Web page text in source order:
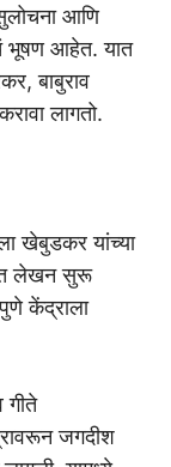
सुलोचना आणि
भूषण आहेत. यात
बाबुराव
लागतो.
खेबुडकर यांच्या
लेखन सुरू
केंद्राला
गीते
जगदीश